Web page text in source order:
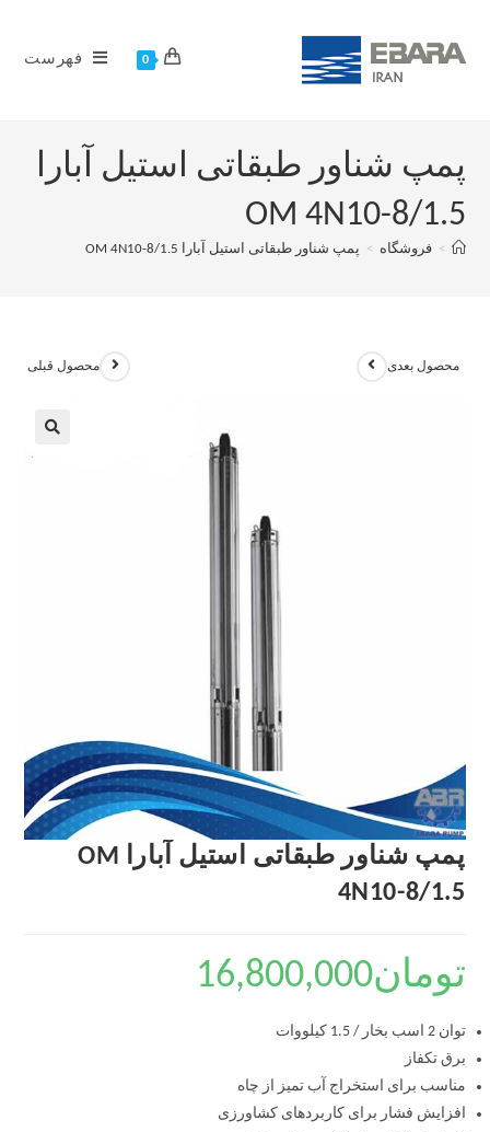
0 فهرست
پمپ شناور طبقاتی استیل آبارا
OM 4N10-8/1.5
> فروشگاه > پمپ شناور طبقاتی استیل آبارا OM 4N10-8/1.5
محصول قبلی محصول بعدی
پمپ شناور طبقاتی استیل آبارا OM
4N10-8/1.5
تومان16,800,000
توان 2 اسب بخار / 1.5 کیلووات
برق تکفاز
مناسب برای استخراج آب تمیز از چاه
افزایش فشار برای کاربردهای کشاورزی